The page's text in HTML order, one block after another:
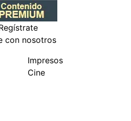
con nosotros
Impresos
Cine